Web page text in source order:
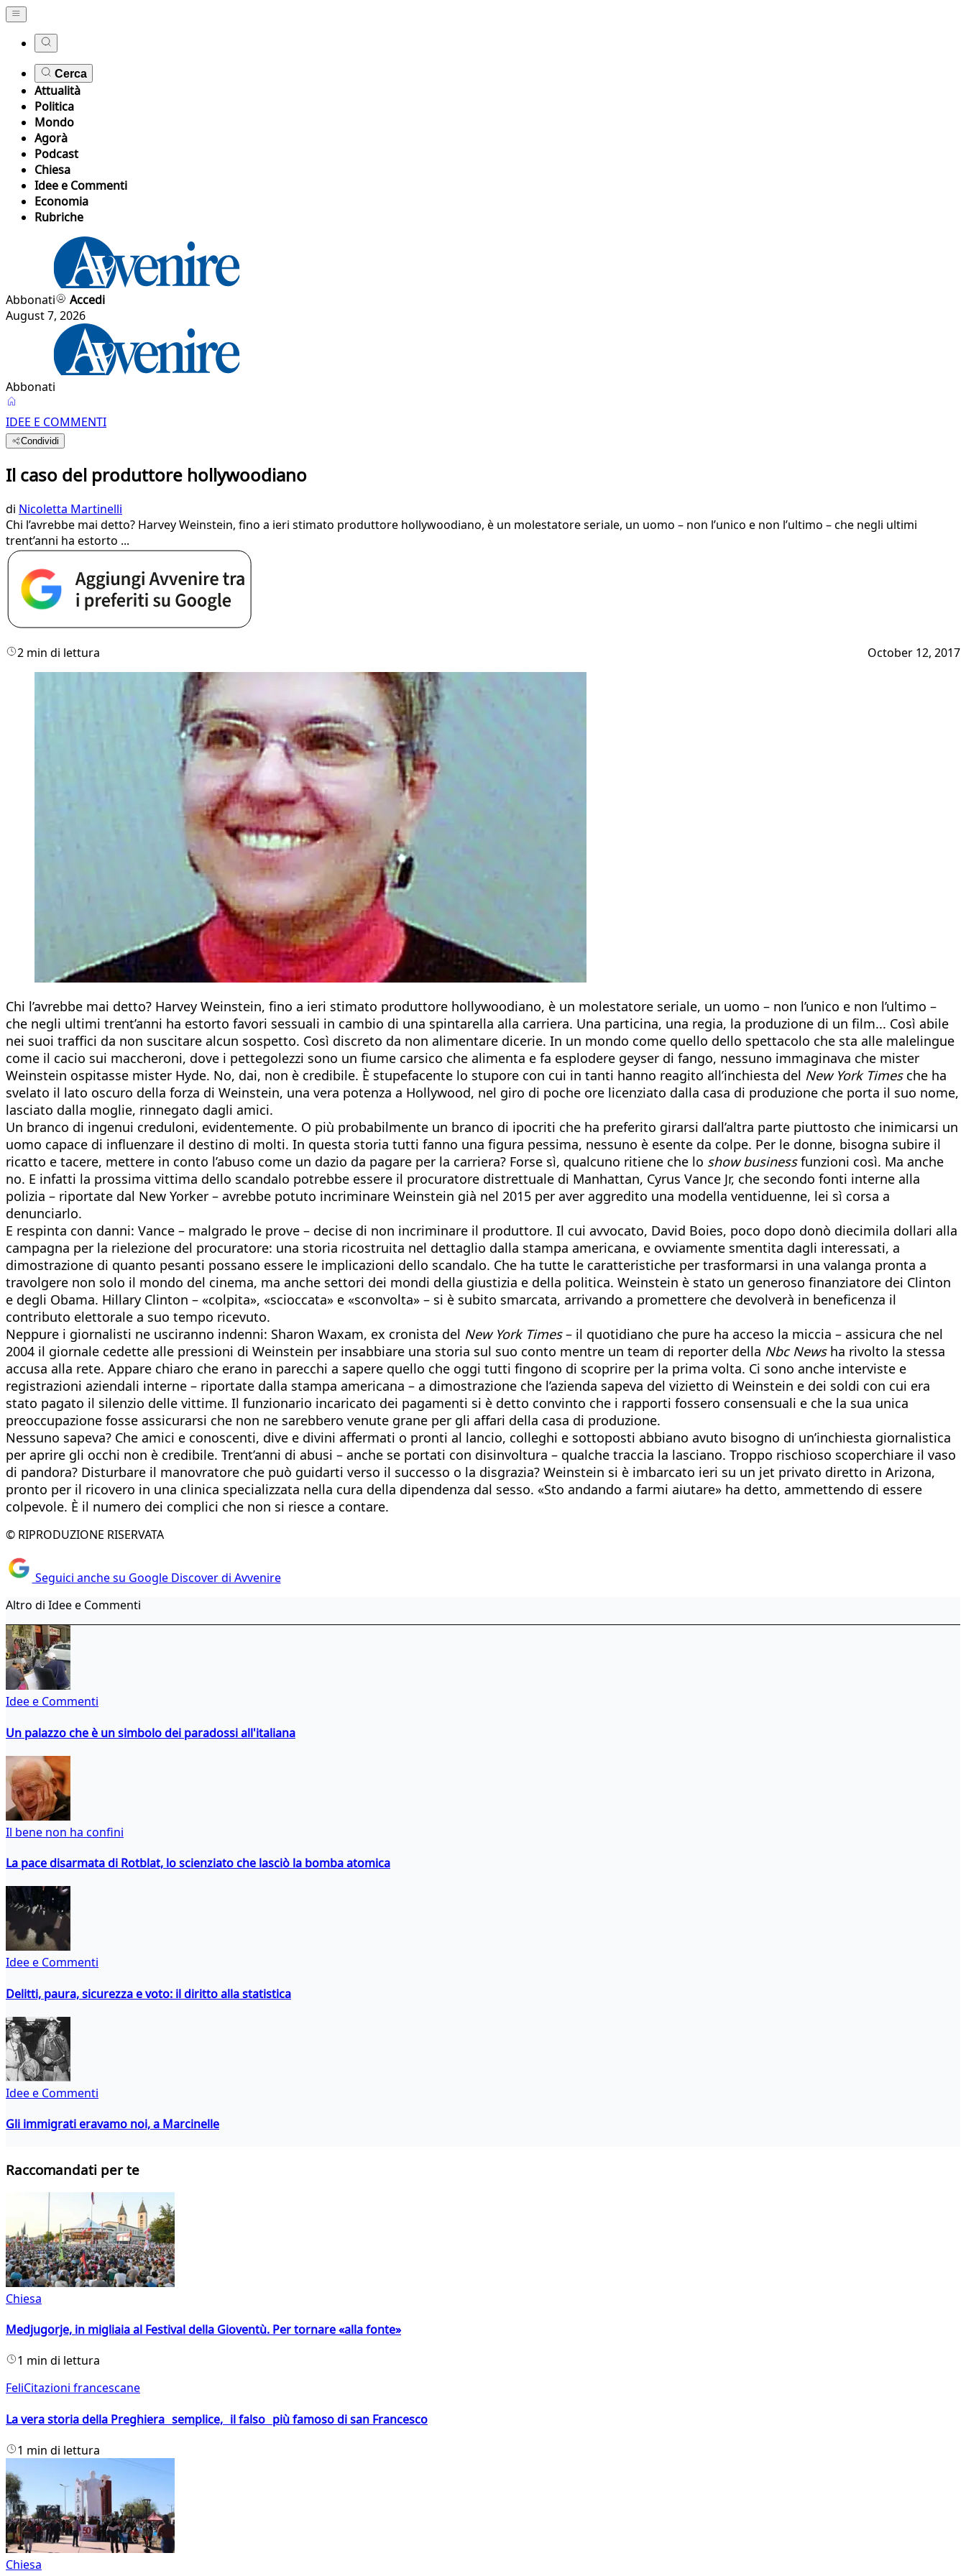
Cerca
Attualità
Politica
Mondo
Agorà
Podcast
Chiesa
Idee e Commenti
Economia
Rubriche
Abbonati
Accedi
August 7, 2026
Abbonati
IDEE E COMMENTI
Condividi
Il caso del produttore hollywoodiano
di Nicoletta Martinelli
Chi l’avrebbe mai detto? Harvey Weinstein, fino a ieri stimato produttore hollywoodiano, è un molestatore seriale, un uomo – non l’unico e non l’ultimo – che negli ultimi
trent’anni ha estorto ...
2 min di lettura October 12, 2017
Chi l’avrebbe mai detto? Harvey Weinstein, fino a ieri stimato produttore hollywoodiano, è un molestatore seriale, un uomo – non l’unico e non l’ultimo –
che negli ultimi trent’anni ha estorto favori sessuali in cambio di una spintarella alla carriera. Una particina, una regia, la produzione di un film... Così abile
nei suoi traffici da non suscitare alcun sospetto. Così discreto da non alimentare dicerie. In un mondo come quello dello spettacolo che sta alle malelingue
come il cacio sui maccheroni, dove i pettegolezzi sono un fiume carsico che alimenta e fa esplodere geyser di fango, nessuno immaginava che mister
Weinstein ospitasse mister Hyde. No, dai, non è credibile. È stupefacente lo stupore con cui in tanti hanno reagito all’inchiesta del New York Timesche ha
svelato il lato oscuro della forza di Weinstein, una vera potenza a Hollywood, nel giro di poche ore licenziato dalla casa di produzione che porta il suo nome,
lasciato dalla moglie, rinnegato dagli amici.
Un branco di ingenui creduloni, evidentemente. O più probabilmente un branco di ipocriti che ha preferito girarsi dall’altra parte piuttosto che inimicarsi un
uomo capace di influenzare il destino di molti. In questa storia tutti fanno una figura pessima, nessuno è esente da colpe. Per le donne, bisogna subire il
ricatto e tacere, mettere in conto l’abuso come un dazio da pagare per la carriera? Forse sì, qualcuno ritiene che lo show businessfunzioni così. Ma anche
no. E infatti la prossima vittima dello scandalo potrebbe essere il procuratore distrettuale di Manhattan, Cyrus Vance Jr, che secondo fonti interne alla
polizia – riportate dal New Yorker – avrebbe potuto incriminare Weinstein già nel 2015 per aver aggredito una modella ventiduenne, lei sì corsa a
denunciarlo.
E respinta con danni: Vance – malgrado le prove – decise di non incriminare il produttore. Il cui avvocato, David Boies, poco dopo donò diecimila dollari alla
campagna per la rielezione del procuratore: una storia ricostruita nel dettaglio dalla stampa americana, e ovviamente smentita dagli interessati, a
dimostrazione di quanto pesanti possano essere le implicazioni dello scandalo. Che ha tutte le caratteristiche per trasformarsi in una valanga pronta a
travolgere non solo il mondo del cinema, ma anche settori dei mondi della giustizia e della politica. Weinstein è stato un generoso finanziatore dei Clinton
e degli Obama. Hillary Clinton – «colpita», «scioccata» e «sconvolta» – si è subito smarcata, arrivando a promettere che devolverà in beneficenza il
contributo elettorale a suo tempo ricevuto.
Neppure i giornalisti ne usciranno indenni: Sharon Waxam, ex cronista del New York Times– il quotidiano che pure ha acceso la miccia – assicura che nel
2004 il giornale cedette alle pressioni di Weinstein per insabbiare una storia sul suo conto mentre un team di reporter della Nbc Newsha rivolto la stessa
accusa alla rete. Appare chiaro che erano in parecchi a sapere quello che oggi tutti fingono di scoprire per la prima volta. Ci sono anche interviste e
registrazioni aziendali interne – riportate dalla stampa americana – a dimostrazione che l’azienda sapeva del vizietto di Weinstein e dei soldi con cui era
stato pagato il silenzio delle vittime. Il funzionario incaricato dei pagamenti si è detto convinto che i rapporti fossero consensuali e che la sua unica
preoccupazione fosse assicurarsi che non ne sarebbero venute grane per gli affari della casa di produzione.
Nessuno sapeva? Che amici e conoscenti, dive e divini affermati o pronti al lancio, colleghi e sottoposti abbiano avuto bisogno di un’inchiesta giornalistica
per aprire gli occhi non è credibile. Trent’anni di abusi – anche se portati con disinvoltura – qualche traccia la lasciano. Troppo rischioso scoperchiare il vaso
di pandora? Disturbare il manovratore che può guidarti verso il successo o la disgrazia? Weinstein si è imbarcato ieri su un jet privato diretto in Arizona,
pronto per il ricovero in una clinica specializzata nella cura della dipendenza dal sesso. «Sto andando a farmi aiutare» ha detto, ammettendo di essere
colpevole. È il numero dei complici che non si riesce a contare.
© RIPRODUZIONE RISERVATA
Seguici anche su Google Discover di Avvenire
Altro di Idee e Commenti
Idee e Commenti
Un palazzo che è un simbolo dei paradossi all'italiana
Il bene non ha confini
La pace disarmata di Rotblat, lo scienziato che lasciò la bomba atomica
Idee e Commenti
Delitti, paura, sicurezza e voto: il diritto alla statistica
Idee e Commenti
Gli immigrati eravamo noi, a Marcinelle
Raccomandati per te
Chiesa
Medjugorje, in migliaia al Festival della Gioventù. Per tornare «alla fonte»
1 min di lettura
FeliCitazioni francescane
La vera storia della Preghiera semplice, il falso più famoso di san Francesco
1 min di lettura
Chiesa